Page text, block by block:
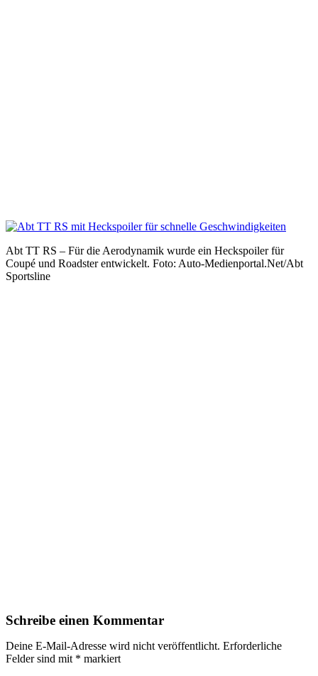
Abt TT RS – Für die Aerodynamik wurde ein Heckspoiler für
Coupé und Roadster entwickelt. Foto: Auto-Medienportal.Net/Abt
Sportsline
Schreibe einen Kommentar
Deine E-Mail-Adresse wird nicht veröffentlicht. Erforderliche
Felder sind mit * markiert